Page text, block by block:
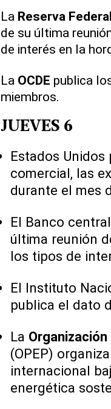
La Reserva Federal
de su última
de interés en la
La OCDE publica
miembros.
JUEVES 6
Estados
comercial, las
durante el mes
El Banco
última reunión
los tipos de
El Instituto
publica el dato
La
(OPEP)
internacional
energética